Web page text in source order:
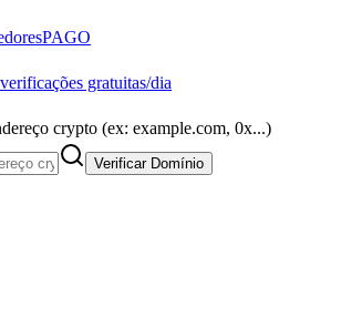
PAGO
gratuitas/dia
crypto (ex: example.com, 0x...)
Verificar Domínio